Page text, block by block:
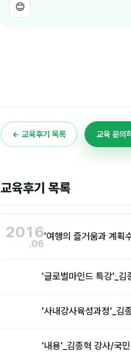
😊
← 교육후기 목록 교육 문의
교육후기 목록
2016
.06
'여행의 즐거움과 계획
'글로벌마인드 특강'_김
'사내강사육성과정'_김
'내용'_김종혁 강사/국